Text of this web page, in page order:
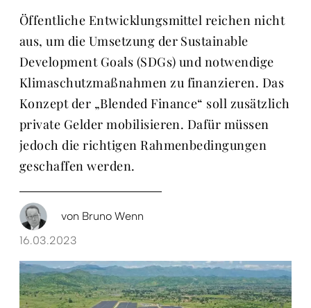
Öffentliche Entwicklungsmittel reichen nicht
aus, um die Umsetzung der Sustainable
Development Goals (SDGs) und notwendige
Klimaschutzmaßnahmen zu finanzieren. Das
Konzept der „Blended Finance“ soll zusätzlich
private Gelder mobilisieren. Dafür müssen
jedoch die richtigen Rahmenbedingungen
geschaffen werden.
von Bruno Wenn
16.03.2023